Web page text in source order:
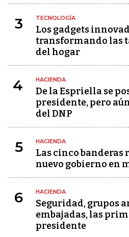
3 TECNOLOGÍA
Los gadgets
transformando las
del hogar
4 HACIENDA
De la Espriella se
presidente, pero
del DNP
5 HACIENDA
Las cinco banderas
nuevo gobierno en
6 HACIENDA
Seguridad, grupos
embajadas, las
presidente